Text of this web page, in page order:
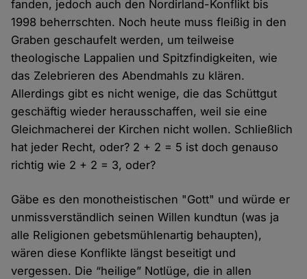
fanden, jedoch auch den Nordirland-Konflikt bis
1998 beherrschten. Noch heute muss fleißig in den
Graben geschaufelt werden, um teilweise
theologische Lappalien und Spitzfindigkeiten, wie
das Zelebrieren des Abendmahls zu klären.
Allerdings gibt es nicht wenige, die das Schüttgut
geschäftig wieder herausschaffen, weil sie eine
Gleichmacherei der Kirchen nicht wollen. Schließlich
hat jeder Recht, oder? 2 + 2 = 5 ist doch genauso
richtig wie 2 + 2 = 3, oder?
Gäbe es den monotheistischen "Gott" und würde er
unmissverständlich seinen Willen kundtun (was ja
alle Religionen gebetsmühlenartig behaupten),
wären diese Konflikte längst beseitigt und
vergessen. Die “heilige” Notlüge, die in allen